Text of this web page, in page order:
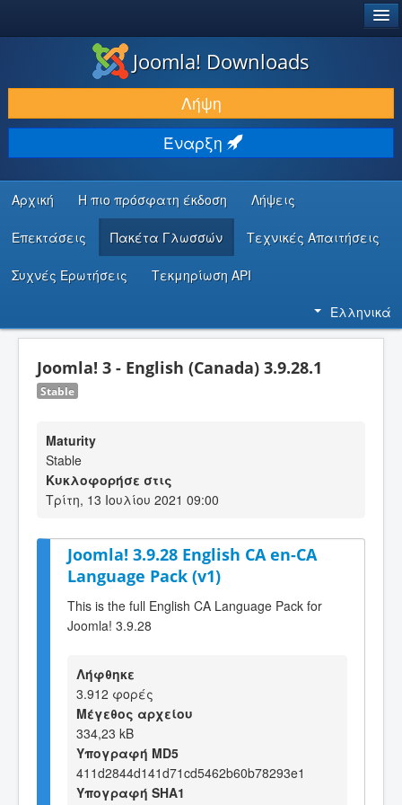
ΛΉΨΕΙΣ & ΕΠΕΚΤΆΣΕΙΣ
ΕΎΡΕΣΗ & ΜΆΘΗΣΗ
ΚΟΙΝΌΤΗΤΑ & ΥΠΟΣΤΉΡΙΞΗ
ΠΌΡΟΙ ΠΡΟΓΡΑΜΜΑΤΙΣΤΏΝ
Joomla! Downloads
Λήψη
Έναρξη
Αρχική Η πιο πρόσφατη έκδοση Λήψεις
Επεκτάσεις Πακέτα Γλωσσών Τεχνικές Απαιτήσεις
Συχνές Ερωτήσεις Τεκμηρίωση API
Ελληνικά
Joomla! 3 - English (Canada) 3.9.28.1
Stable
Maturity
Stable
Κυκλοφορήσε στις
Τρίτη, 13 Ιουλίου 2021 09:00
Joomla! 3.9.28 English CA en-CA
Language Pack (v1)
This is the full English CA Language Pack for
Joomla! 3.9.28
Λήφθηκε
3.912 φορές
Μέγεθος αρχείου
334,23 kB
Υπογραφή MD5
411d2844d141d71cd5462b60b78293e1
Υπογραφή SHA1